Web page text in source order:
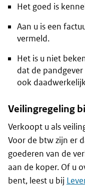
Het goed is
Aan u is een
vermeld.
Het is u niet
dat de
ook
Veilingregeling
Verkoopt u als
Voor de btw zijn er
goederen van de
aan de koper. Of u
bent, leest u bij